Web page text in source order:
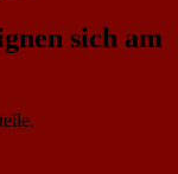
sich am